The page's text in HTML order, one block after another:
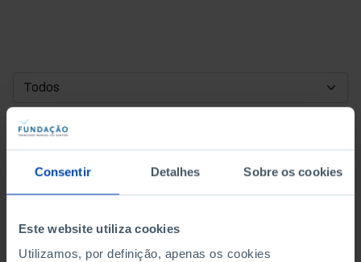
Consentir Detalhes Sobre os cookies
Este website utiliza cookies
Utilizamos, por definição, apenas os cookies
DATA DE INÍCIO
DATA DE FIM